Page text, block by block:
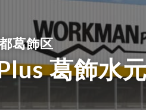
葛飾区
葛飾水